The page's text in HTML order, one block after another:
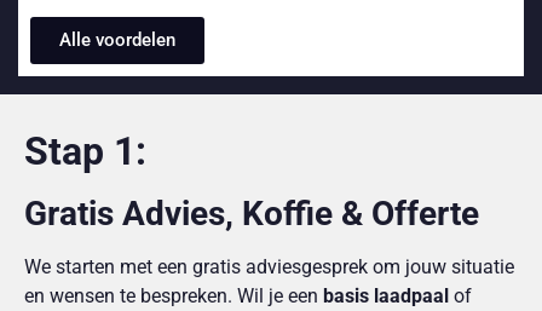
Alle voordelen
Stap 1:
Gratis Advies, Koffie & Offerte
We starten met een gratis adviesgesprek om jouw situatie
en wensen te bespreken. Wil je een basis laadpaal of